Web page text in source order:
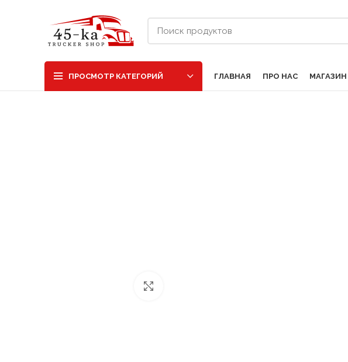
ПРОСМОТР КАТЕГОРИЙ ГЛАВНАЯ ПРО НАС МАГАЗИН